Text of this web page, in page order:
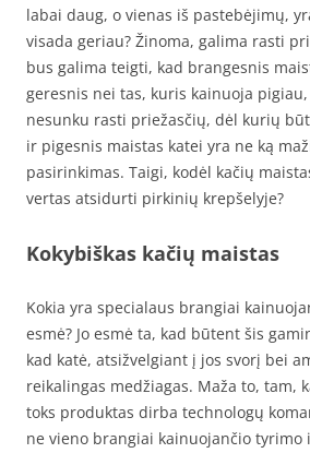
labai daug, o vienas iš pastebėjimų,
visada geriau? Žinoma, galima rasti
bus galima teigti, kad brangesnis
geresnis nei tas, kuris kainuoja
nesunku rasti priežasčių, dėl kurių
ir pigesnis maistas katei yra ne ką
pasirinkimas. Taigi, kodėl kačių
vertas atsidurti pirkinių krepšelyje?
Kokybiškas kačių maistas
Kokia yra specialaus brangiai
esmė? Jo esmė ta, kad būtent šis
kad katė, atsižvelgiant į jos svorį bei
reikalingas medžiagas. Maža to, tam,
toks produktas dirba technologų
ne vieno brangiai kainuojančio tyrimo